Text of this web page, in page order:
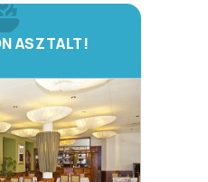
ASZTALT!